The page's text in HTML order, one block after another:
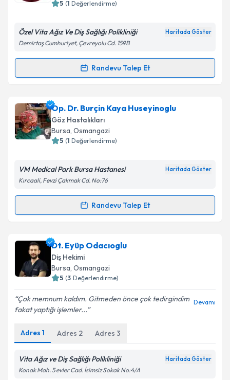
Kişisel verilerimin işlenmesine ilişkin
Takvim Talebini Gönder
5 (1 Değerlendirme)
Özel Vita Ağız Ve Diş Sağlığı Polikliniği Haritada Göster
Demirtaş Cumhuriyet, Çevreyolu Cd. 159B
Randevu Talep Et
Randevu Takvimi Talebi
Dt. Arif Sezinir Yalçıniçin randevu takvimi talebi
oluşturun. Size bu uzmandan randevu almanız için bir
takvim hazırlandığında e-posta ile bilgilendireceğiz.
Kişisel verilerimin işlenmesine ilişkinAydınlatma
'ni okudum ve kişisel verilerimin belirtilen
Takvim Talebini Gönder
Op. Dr. Burçin Kaya Huseyinoglu
Göz Hastalıkları
Bursa, Osmangazi
5 (1 Değerlendirme)
VM Medical Park Bursa Hastanesi Haritada Göster
Kırcaali, Fevzi Çakmak Cd. No:76
Randevu Talep Et
Randevu Takvimi Talebi
Op. Dr. Burçin Kaya Huseyinoglu
takvimi talebi oluşturun. Size bu uzmandan randevu
almanız için bir takvim hazırlandığında e-posta ile
bilgilendireceğiz.
E-posta Adresiniz
Kişisel verilerimin işlenmesine ilişkinAydınlatma
Metni 'ni okudum ve kişisel verilerimin belirtilen
kapsamda işlenmesini kabul ediyorum.
Dt. Eyüp Odacıoglu
Diş Hekimi
Bursa, Osmangazi
5 (3 Değerlendirme)
Çok memnum kaldım. Gitmeden önce çok tedirgindim
fakat yaptığı işlemler...
Devamı
Adres 1 Adres 2 Adres 3
Vita Ağız ve Diş Sağlığı Polikliniği Haritada Göster
Konak Mah. 5 evler Cad. İsimsiz Sokak No:4/A